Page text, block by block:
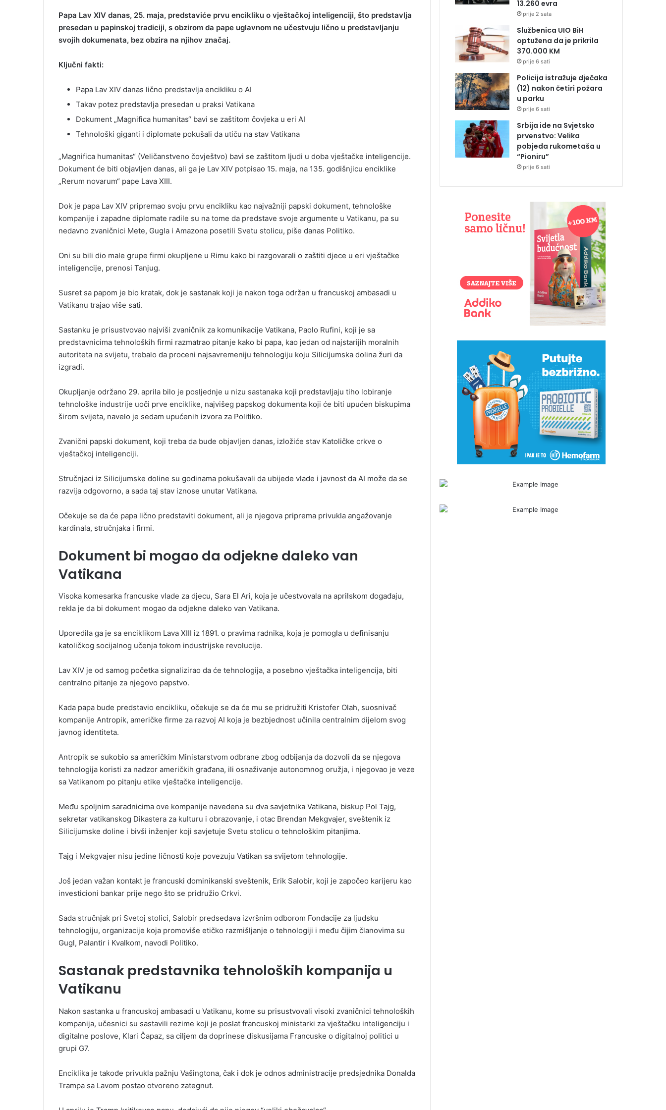
Papa Lav XIV danas, 25. maja, predstaviće prvu encikliku o vještačkoj inteligenciji, što predstavlja
presedan u papinskoj tradiciji, s obzirom da pape uglavnom ne učestvuju lično u predstavljanju
svojih dokumenata, bez obzira na njihov značaj.
Ključni fakti:
Papa Lav XIV danas lično predstavlja encikliku o AI
Takav potez predstavlja presedan u praksi Vatikana
Dokument „Magnifica humanitas“ bavi se zaštitom čovjeka u eri AI
Tehnološki giganti i diplomate pokušali da utiču na stav Vatikana
„Magnifica humanitas“ (Veličanstveno čovještvo) bavi se zaštitom ljudi u doba vještačke inteligencije.
Dokument će biti objavljen danas, ali ga je Lav XIV potpisao 15. maja, na 135. godišnjicu enciklike
„Rerum novarum“ pape Lava XIII.
Dok je papa Lav XIV pripremao svoju prvu encikliku kao najvažniji papski dokument, tehnološke
kompanije i zapadne diplomate radile su na tome da predstave svoje argumente u Vatikanu, pa su
nedavno zvaničnici Mete, Gugla i Amazona posetili Svetu stolicu, piše danas Politiko.
Oni su bili dio male grupe firmi okupljene u Rimu kako bi razgovarali o zaštiti djece u eri vještačke
inteligencije, prenosi Tanjug.
Susret sa papom je bio kratak, dok je sastanak koji je nakon toga održan u francuskoj ambasadi u
Vatikanu trajao više sati.
Sastanku je prisustvovao najviši zvaničnik za komunikacije Vatikana, Paolo Rufini, koji je sa
predstavnicima tehnoloških firmi razmatrao pitanje kako bi papa, kao jedan od najstarijih moralnih
autoriteta na svijetu, trebalo da proceni najsavremeniju tehnologiju koju Silicijumska dolina žuri da
izgradi.
Okupljanje održano 29. aprila bilo je posljednje u nizu sastanaka koji predstavljaju tiho lobiranje
tehnološke industrije uoči prve enciklike, najvišeg papskog dokumenta koji će biti upućen biskupima
širom svijeta, navelo je sedam upućenih izvora za Politiko.
Zvanični papski dokument, koji treba da bude objavljen danas, izložiće stav Katoličke crkve o
vještačkoj inteligenciji.
Stručnjaci iz Silicijumske doline su godinama pokušavali da ubijede vlade i javnost da AI može da se
razvija odgovorno, a sada taj stav iznose unutar Vatikana.
Očekuje se da će papa lično predstaviti dokument, ali je njegova priprema privukla angažovanje
kardinala, stručnjaka i firmi.
Dokument bi mogao da odjekne daleko van
Vatikana
Visoka komesarka francuske vlade za djecu, Sara El Ari, koja je učestvovala na aprilskom događaju,
rekla je da bi dokument mogao da odjekne daleko van Vatikana.
Uporedila ga je sa enciklikom Lava XIII iz 1891. o pravima radnika, koja je pomogla u definisanju
katoličkog socijalnog učenja tokom industrijske revolucije.
Lav XIV je od samog početka signalizirao da će tehnologija, a posebno vještačka inteligencija, biti
centralno pitanje za njegovo papstvo.
Kada papa bude predstavio encikliku, očekuje se da će mu se pridružiti Kristofer Olah, suosnivač
kompanije Antropik, američke firme za razvoj AI koja je bezbjednost učinila centralnim dijelom svog
javnog identiteta.
Antropik se sukobio sa američkim Ministarstvom odbrane zbog odbijanja da dozvoli da se njegova
tehnologija koristi za nadzor američkih građana, ili osnaživanje autonomnog oružja, i njegovao je veze
sa Vatikanom po pitanju etike vještačke inteligencije.
Među spoljnim saradnicima ove kompanije navedena su dva savjetnika Vatikana, biskup Pol Tajg,
sekretar vatikanskog Dikastera za kulturu i obrazovanje, i otac Brendan Mekgvajer, sveštenik iz
Silicijumske doline i bivši inženjer koji savjetuje Svetu stolicu o tehnološkim pitanjima.
Tajg i Mekgvajer nisu jedine ličnosti koje povezuju Vatikan sa svijetom tehnologije.
Još jedan važan kontakt je francuski dominikanski sveštenik, Erik Salobir, koji je započeo karijeru kao
investicioni bankar prije nego što se pridružio Crkvi.
Sada stručnjak pri Svetoj stolici, Salobir predsedava izvršnim odborom Fondacije za ljudsku
tehnologiju, organizacije koja promoviše etičko razmišljanje o tehnologiji i među čijim članovima su
Gugl, Palantir i Kvalkom, navodi Politiko.
Sastanak predstavnika tehnoloških kompanija u
Vatikanu
Nakon sastanka u francuskoj ambasadi u Vatikanu, kome su prisustvovali visoki zvaničnici tehnoloških
kompanija, učesnici su sastavili rezime koji je poslat francuskoj ministarki za vještačku inteligenciju i
digitalne poslove, Klari Čapaz, sa ciljem da doprinese diskusijama Francuske o digitalnoj politici u
grupi G7.
Enciklika je takođe privukla pažnju Vašingtona, čak i dok je odnos administracije predsjednika Donalda
Trampa sa Lavom postao otvoreno zategnut.
13.260 evra
prije 2 sata
Službenica UIO BiH
optužena da je prikrila
370.000 KM
prije 6 sati
Policija istražuje dječaka
(12) nakon četiri požara
u parku
prije 6 sati
Srbija ide na Svjetsko
prvenstvo: Velika
pobjeda rukometaša u
“Pioniru”
prije 6 sati